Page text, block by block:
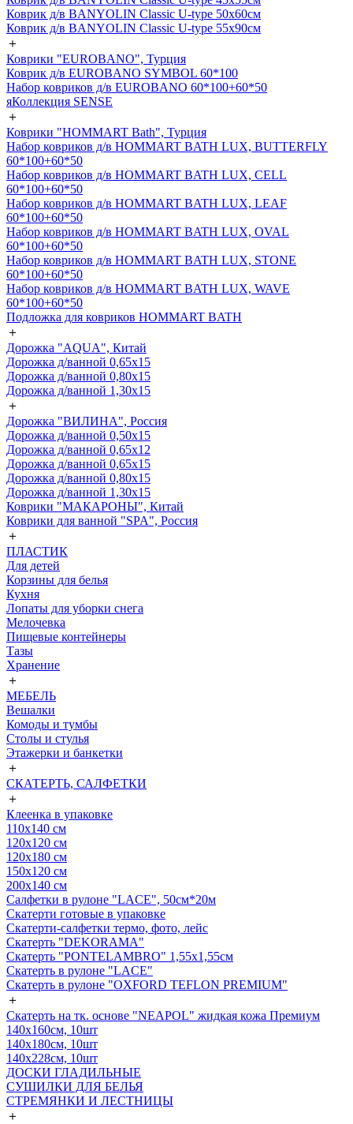
Коврик д/в BANYOLIN Classic U-type 50х60см
Коврик д/в BANYOLIN Classic U-type 55х90см
＋
Коврики "EUROBANO", Турция
Коврик д/в EUROBANO SYMBOL 60*100
Набор ковриков д/в EUROBANO 60*100+60*50
яКоллекция SENSE
＋
Коврики "HOMMART Bath", Турция
Набор ковриков д/в HOMMART BATH LUX, BUTTERFLY
60*100+60*50
Набор ковриков д/в HOMMART BATH LUX, CELL
60*100+60*50
Набор ковриков д/в HOMMART BATH LUX, LEAF
60*100+60*50
Набор ковриков д/в HOMMART BATH LUX, OVAL
60*100+60*50
Набор ковриков д/в HOMMART BATH LUX, STONE
60*100+60*50
Набор ковриков д/в HOMMART BATH LUX, WAVE
60*100+60*50
Подложка для ковриков HOMMART BATH
＋
Дорожка "AQUA", Китай
Дорожка д/ванной 0,65х15
Дорожка д/ванной 0,80х15
Дорожка д/ванной 1,30х15
＋
Дорожка "ВИЛИНА", Россия
Дорожка д/ванной 0,50х15
Дорожка д/ванной 0,65х12
Дорожка д/ванной 0,65х15
Дорожка д/ванной 0,80х15
Дорожка д/ванной 1,30х15
Коврики "МАКАРОНЫ", Китай
Коврики для ванной "SPA", Россия
＋
ПЛАСТИК
Для детей
Корзины для белья
Кухня
Лопаты для уборки снега
Мелочевка
Пищевые контейнеры
Тазы
Хранение
＋
МЕБЕЛЬ
Вешалки
Комоды и тумбы
Столы и стулья
Этажерки и банкетки
＋
СКАТЕРТЬ, САЛФЕТКИ
＋
Клеенка в упаковке
110х140 см
120х120 см
120х180 см
150х120 см
200х140 см
Салфетки в рулоне "LACE", 50см*20м
Скатерти готовые в упаковке
Скатерти-салфетки термо, фото, лейс
Скатерть "DEKORAMA"
Скатерть "PONTELAMBRO" 1,55х1,55см
Скатерть в рулоне "LACE"
Скатерть в рулоне "OXFORD TEFLON PREMIUM"
＋
Скатерть на тк. основе "NEAPOL" жидкая кожа Премиум
140x160см, 10шт
140x180см, 10шт
140х228см, 10шт
ДОСКИ ГЛАДИЛЬНЫЕ
СУШИЛКИ ДЛЯ БЕЛЬЯ
СТРЕМЯНКИ И ЛЕСТНИЦЫ
＋